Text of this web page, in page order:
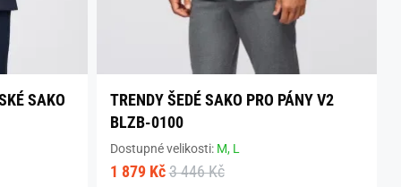
SAKO
TRENDY ŠEDÉ SAKO PRO PÁNY V2
BLZB-0100
Dostupné velikosti: M, L
1 879 Kč 3 446 Kč